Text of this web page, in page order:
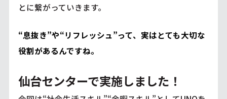
とに繋がっていきます。
“息抜き”や“リフレッシュ”って、実はとても大切な
役割があるんですね。
仙台センターで実施しました！